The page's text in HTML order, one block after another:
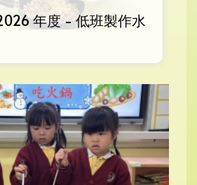
年度 - 低班製作水